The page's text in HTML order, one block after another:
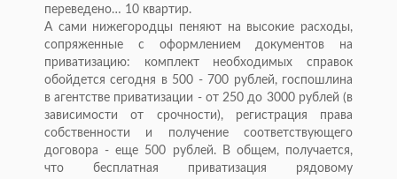
переведено… 10 квартир.
А сами нижегородцы пеняют на высокие расходы,
сопряженные с оформлением документов на
приватизацию: комплект необходимых справок
обойдется сегодня в 500 - 700 рублей, госпошлина
в агентстве приватизации - от 250 до 3000 рублей (в
зависимости от срочности), регистрация права
собственности и получение соответствующего
договора - еще 500 рублей. В общем, получается,
что бесплатная приватизация рядовому